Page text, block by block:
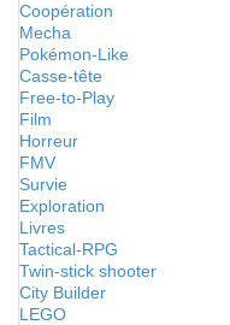
Coopération
Mecha
Pokémon-Like
Casse-tête
Free-to-Play
Film
Horreur
FMV
Survie
Exploration
Livres
Tactical-RPG
Twin-stick shooter
City Builder
LEGO